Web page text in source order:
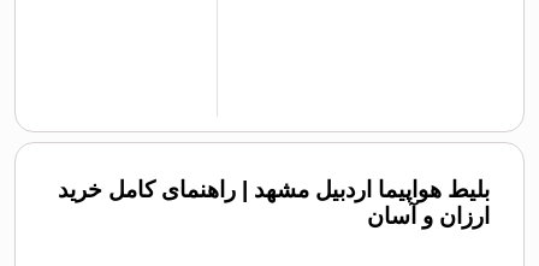
بلیط هواپیما اردبیل مشهد | راهنمای کامل خرید
ارزان و آسان